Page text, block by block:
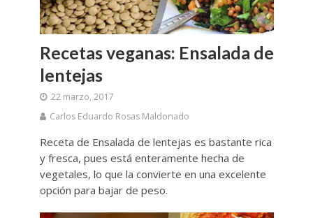
Recetas veganas: Ensalada de
lentejas
22 marzo, 2017
Carlos Eduardo Rosas Maldonado
Receta de Ensalada de lentejas es bastante rica
y fresca, pues está enteramente hecha de
vegetales, lo que la convierte en una excelente
opción para bajar de peso.